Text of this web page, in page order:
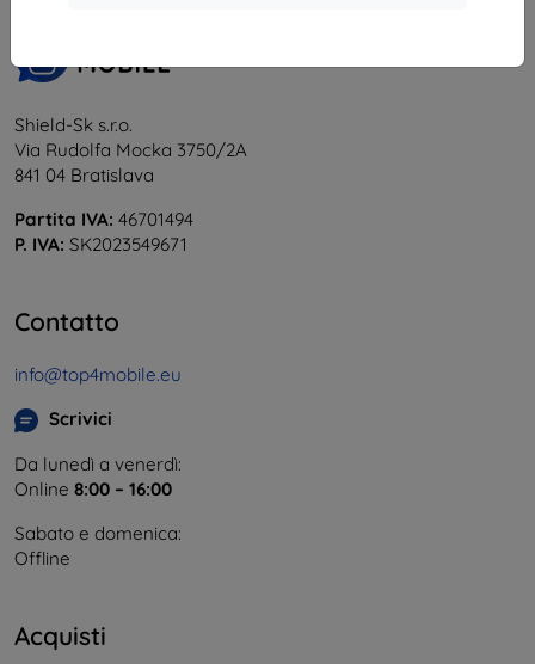
Shield-Sk s.r.o.
Via Rudolfa Mocka 3750/2A
841 04 Bratislava
Partita IVA: 46701494
P. IVA: SK2023549671
Contatto
info@top4mobile.eu
Scrivici
Da lunedì a venerdì:
Online 8:00 – 16:00
Sabato e domenica:
Offline
Acquisti